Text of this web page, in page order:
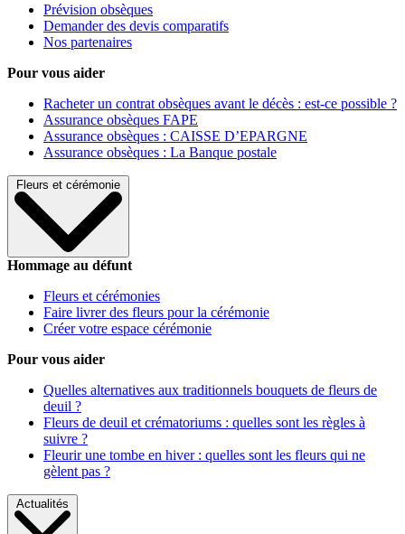
Prévision obsèques
Demander des devis comparatifs
Nos partenaires
Pour vous aider
Racheter un contrat obsèques avant le décès : est-ce possible ?
Assurance obsèques FAPE
Assurance obsèques : CAISSE D’EPARGNE
Assurance obsèques : La Banque postale
Fleurs et cérémonie
Hommage au défunt
Fleurs et cérémonies
Faire livrer des fleurs pour la cérémonie
Créer votre espace cérémonie
Pour vous aider
Quelles alternatives aux traditionnels bouquets de fleurs de
deuil ?
Fleurs de deuil et crématoriums : quelles sont les règles à
suivre ?
Fleurir une tombe en hiver : quelles sont les fleurs qui ne
gèlent pas ?
Actualités